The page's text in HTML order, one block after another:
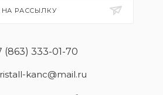
РАССЫЛКУ
(863) 333-01-70
kanc@mail.ru